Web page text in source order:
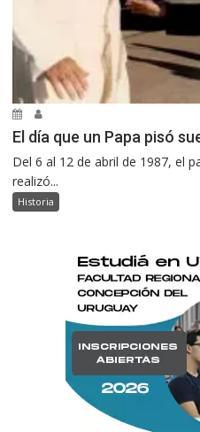
El día que un Papa pisó
Del 6 al 12 de abril de 1987, el
realizó...
Historia